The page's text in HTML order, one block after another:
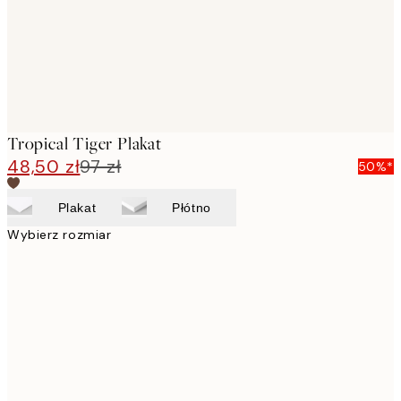
Tropical Tiger Plakat
48,50 zł97 zł 50%*
Plakat Płótno
Wybierz rozmiar